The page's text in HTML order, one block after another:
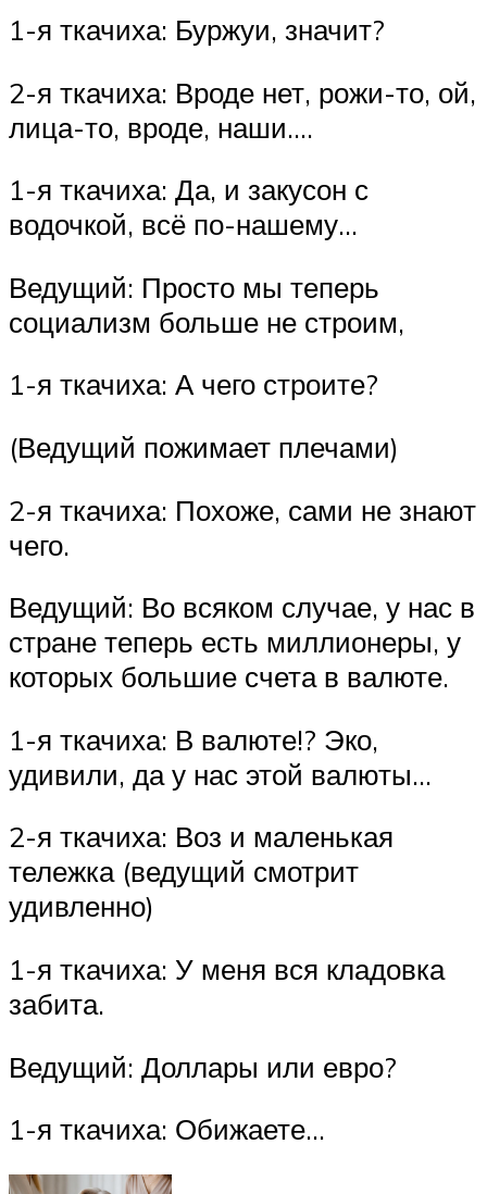
1-я ткачиха: Буржуи, значит?
2-я ткачиха: Вроде нет, рожи-то, ой,
лица-то, вроде, наши….
1-я ткачиха: Да, и закусон с
водочкой, всё по-нашему…
Ведущий: Просто мы теперь
социализм больше не строим,
1-я ткачиха: А чего строите?
(Ведущий пожимает плечами)
2-я ткачиха: Похоже, сами не знают
чего.
Ведущий: Во всяком случае, у нас в
стране теперь есть миллионеры, у
которых большие счета в валюте.
1-я ткачиха: В валюте!? Эко,
удивили, да у нас этой валюты…
2-я ткачиха: Воз и маленькая
тележка (ведущий смотрит
удивленно)
1-я ткачиха: У меня вся кладовка
забита.
Ведущий: Доллары или евро?
1-я ткачиха: Обижаете…